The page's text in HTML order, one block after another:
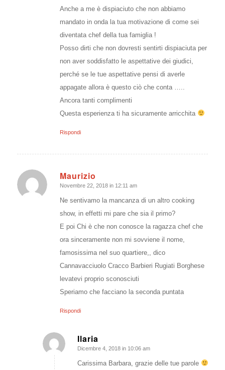
Anche a me è dispiaciuto che non abbiamo
mandato in onda la tua motivazione di come sei
diventata chef della tua famiglia !
Posso dirti che non dovresti sentirti dispiaciuta per
non aver soddisfatto le aspettative dei giudici,
perché se le tue aspettative pensi di averle
appagate allora è questo ciò che conta …..
Ancora tanti complimenti
Questa esperienza ti ha sicuramente arricchita
Rispondi
Maurizio
dice:
Novembre 22, 2018 in 12:11 am
Ne sentivamo la mancanza di un altro cooking
show, in effetti mi pare che sia il primo?
E poi Chi è che non conosce la ragazza chef che
ora sinceramente non mi sovviene il nome,
famosissima nel suo quartiere,, dico
Cannavacciuolo Cracco Barbieri Rugiati Borghese
levatevi proprio sconosciuti
Speriamo che facciano la seconda puntata
Rispondi
Ilaria
dice:
Dicembre 4, 2018 in 10:06 am
Carissima Barbara, grazie delle tue parole